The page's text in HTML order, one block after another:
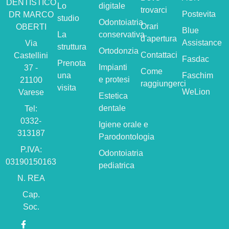
DENTISTICO
DR MARCO
OBERTI
Via
Castellini
37 -
21100
Varese
Tel:
0332-
313187
P.IVA:
03190150163
N. REA
Cap.
Soc.
Lo
studio
La
struttura
Prenota
una
visita
digitale
Odontoiatria
conservativa
Ortodonzia
Impianti
e protesi
Estetica
dentale
Igiene orale e
Parodontologia
Odontoiatria
pediatrica
trovarci
Orari
d'apertura
Contattaci
Come
raggiungerci
Postevita
Blue
Assistance
Fasdac
Faschim
WeLion